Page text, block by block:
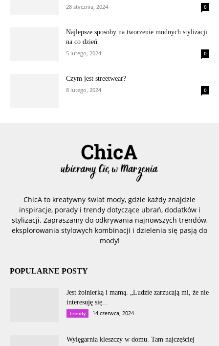
28 stycznia, 2024
0
Najlepsze sposoby na tworzenie modnych stylizacji
na co dzień
5 lutego, 2024
0
Czym jest streetwear?
8 lutego, 2024
0
ChicA to kreatywny świat mody, gdzie każdy znajdzie
inspiracje, porady i trendy dotyczące ubrań, dodatków i
stylizacji. Zapraszamy do odkrywania najnowszych trendów,
eksplorowania stylowych kombinacji i dzielenia się pasją do
mody!
POPULARNE POSTY
Jest żołnierką i mamą. „Ludzie zarzucają mi, że nie
interesuję się...
Trendy 14 czerwca, 2024
Wylęgarnia kleszczy w domu. Tam najczęściej